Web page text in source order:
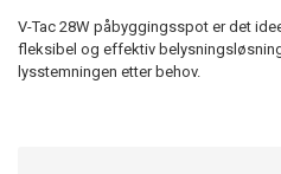
V-Tac 28W påbyggingsspot er det
fleksibel og effektiv
lysstemningen etter behov.